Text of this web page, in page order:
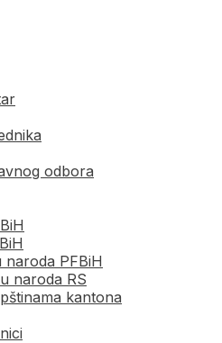
odbora
naroda PFBiH
naroda RS
kantona